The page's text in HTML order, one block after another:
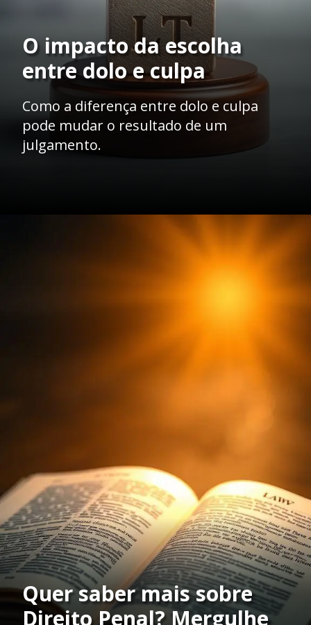
O impacto da escolha
entre dolo e culpa
Como a diferença entre dolo e culpa
pode mudar o resultado de um
julgamento.
Quer saber mais sobre
Direito Penal? Mergulhe